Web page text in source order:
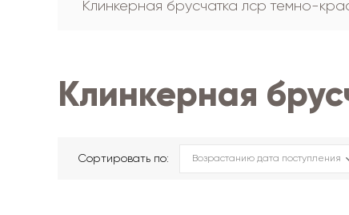
Клинкерная брусчатка лср темно-
Клинкерная
Сортировать по: